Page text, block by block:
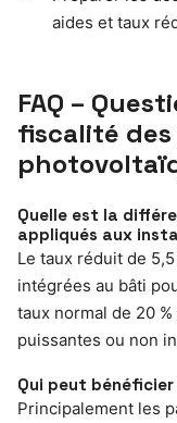
aides et taux
FAQ –
fiscalité
Quelle est la
appliqués aux
Le taux réduit de
intégrées au bâti
taux normal de 20
puissantes ou non
Qui peut bénéficier
Principalement les